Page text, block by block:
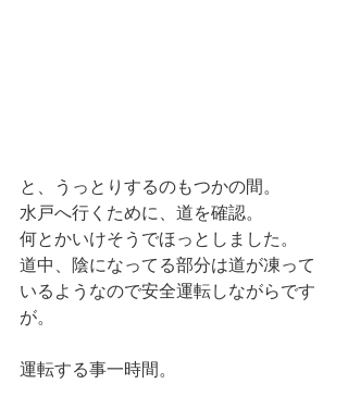
と、うっとりするのもつかの間。
水戸へ行くために、道を確認。
何とかいけそうでほっとしました。
道中、陰になってる部分は道が凍って
いるようなので安全運転しながらです
が。
運転する事一時間。